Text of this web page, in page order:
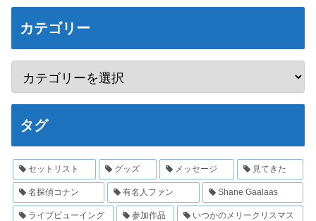
カテゴリー
タグ
セットリスト グッズ メッセージ 見てきた
名探偵コナン 有名人ファン Shane Gaalaas
ライブビューイング 参加作品 いつかのメリークリスマス